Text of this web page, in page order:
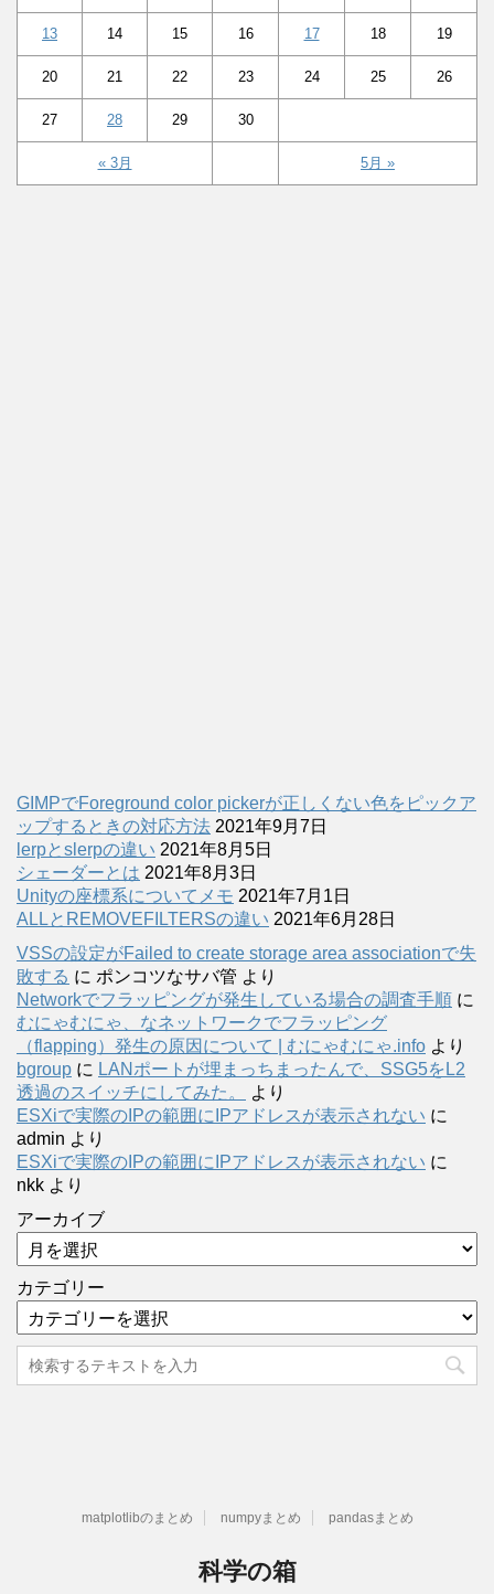
« 3月 5月 »
13 14 15 16 17 18 19
20 21 22 23 24 25 26
27 28 29 30
GIMPでForeground color pickerが正しくない色をピックア
ップするときの対応方法 2021年9月7日
lerpとslerpの違い 2021年8月5日
シェーダーとは 2021年8月3日
Unityの座標系についてメモ 2021年7月1日
ALLとREMOVEFILTERSの違い 2021年6月28日
VSSの設定がFailed to create storage area associationで失
敗する に ポンコツなサバ管 より
Networkでフラッピングが発生している場合の調査手順 に
むにゃむにゃ、なネットワークでフラッピング
（flapping）発生の原因について | むにゃむにゃ.info より
bgroup に LANポートが埋まっちまったんで、SSG5をL2
透過のスイッチにしてみた。
より
ESXiで実際のIPの範囲にIPアドレスが表示されない に
admin より
ESXiで実際のIPの範囲にIPアドレスが表示されない に
nkk より
アーカイブ
カテゴリー
matplotlibのまとめ numpyまとめ pandasまとめ
科学の箱